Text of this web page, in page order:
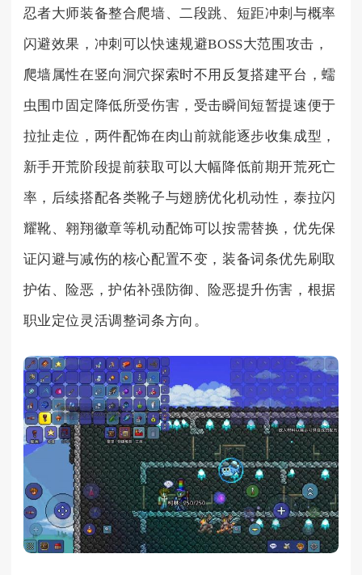
忍者大师装备整合爬墙、二段跳、短距冲刺与概率
闪避效果，冲刺可以快速规避BOSS大范围攻击，
爬墙属性在竖向洞穴探索时不用反复搭建平台，蠕
虫围巾固定降低所受伤害，受击瞬间短暂提速便于
拉扯走位，两件配饰在肉山前就能逐步收集成型，
新手开荒阶段提前获取可以大幅降低前期开荒死亡
率，后续搭配各类靴子与翅膀优化机动性，泰拉闪
耀靴、翱翔徽章等机动配饰可以按需替换，优先保
证闪避与减伤的核心配置不变，装备词条优先刷取
护佑、险恶，护佑补强防御、险恶提升伤害，根据
职业定位灵活调整词条方向。